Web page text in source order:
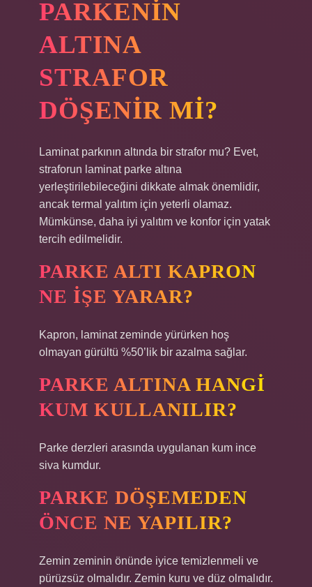
PARKENIN
ALTINA
STRAFOR
DÖŞENIR MI?
Laminat parkının altında bir strafor mu? Evet,
straforun laminat parke altına
yerleştirilebileceğini dikkate almak önemlidir,
ancak termal yalıtım için yeterli olamaz.
Mümkünse, daha iyi yalıtım ve konfor için yatak
tercih edilmelidir.
PARKE ALTI KAPRON
NE IŞE YARAR?
Kapron, laminat zeminde yürürken hoş
olmayan gürültü %50’lik bir azalma sağlar.
PARKE ALTINA HANGI
KUM KULLANILIR?
Parke derzleri arasında uygulanan kum ince
siva kumdur.
PARKE DÖŞEMEDEN
ÖNCE NE YAPILIR?
Zemin zeminin önünde iyice temizlenmeli ve
pürüzsüz olmalıdır. Zemin kuru ve düz olmalıdır.